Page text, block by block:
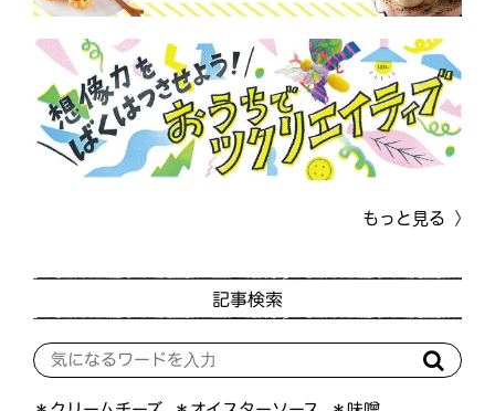
もっと見る
記事検索